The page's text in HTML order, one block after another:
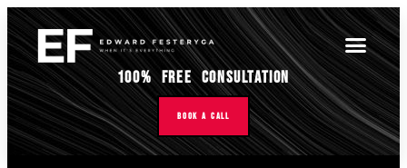
100% Free Consultation
Book A Call